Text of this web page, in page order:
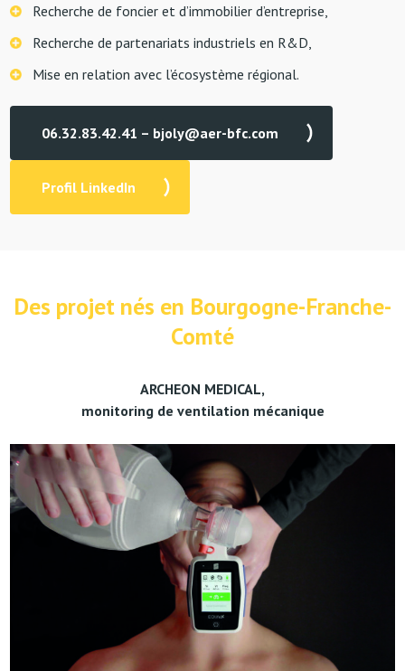
Recherche de foncier et d’immobilier d’entreprise,
Recherche de partenariats industriels en R&D,
Mise en relation avec l’écosystème régional.
06.32.83.42.41 – bjoly@aer-bfc.com
Profil LinkedIn
Des projet nés en Bourgogne-Franche-
Comté
ARCHEON MEDICAL,
monitoring de ventilation mécanique